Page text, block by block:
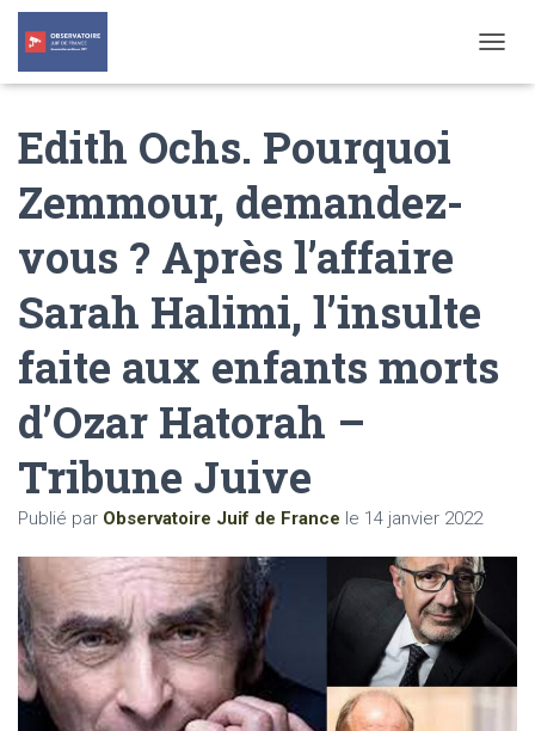
O
O
Edith Ochs. Pourquoi
Zemmour, demandez-
vous ? Après l’affaire
Sarah Halimi, l’insulte
faite aux enfants morts
d’Ozar Hatorah –
Tribune Juive
Publié par Observatoire Juif de France le 14 janvier 2022